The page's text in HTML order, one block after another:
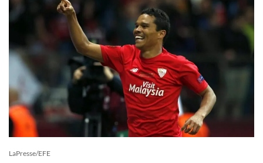
LaPresse/EFE